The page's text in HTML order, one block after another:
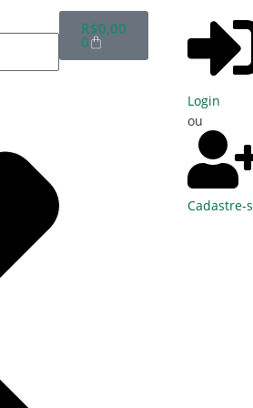
R$0,00
0
Login
ou
Cadastre-